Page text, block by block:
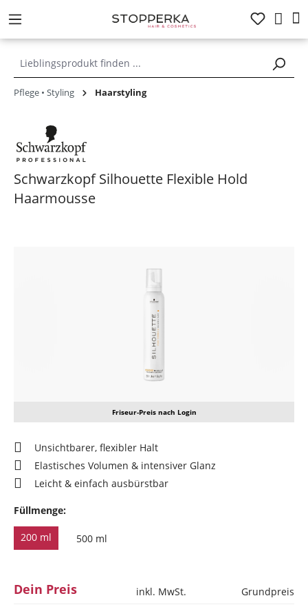
springen
Pflege • Styling Haarstyling
Schwarzkopf Silhouette Flexible Hold
Haarmousse
Friseur-Preis nach Login
Unsichtbarer, flexibler Halt
Elastisches Volumen & intensiver Glanz
Leicht & einfach ausbürstbar
Füllmenge:
200 ml 500 ml
Dein Preis inkl. MwSt.
Grundpreis